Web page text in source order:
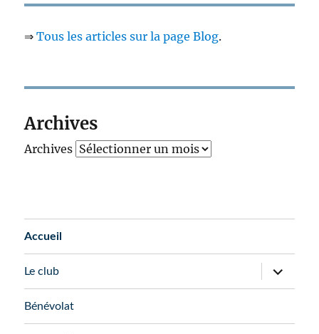
⇒Tous les articles sur la page Blog.
Archives
Archives
Accueil
Le club
Bénévolat